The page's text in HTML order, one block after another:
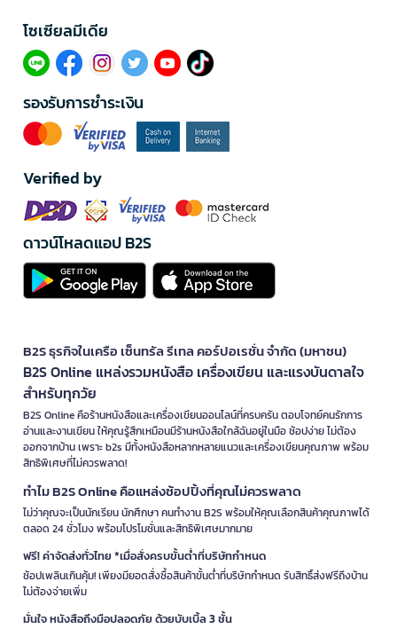
โซเซียลมีเดีย​
รองรับการชำระเงิน
Verified by
ดาวน์โหลดแอป B2S
B2S ธุรกิจในเครือ เซ็นทรัล รีเทล คอร์ปอเรชั่น จำกัด (มหาชน)
B2S Online แหล่งรวมหนังสือ เครื่องเขียน และแรงบันดาลใจ
สำหรับทุกวัย
B2S Online คือร้านหนังสือและเครื่องเขียนออนไลน์ที่ครบครัน ตอบโจทย์คนรักการ
อ่านและงานเขียน ให้คุณรู้สึกเหมือนมีร้านหนังสือใกล้ฉันอยู่ในมือ ช้อปง่าย ไม่ต้อง
ออกจากบ้าน เพราะ b2s มีทั้งหนังสือหลากหลายแนวและเครื่องเขียนคุณภาพ พร้อม
สิทธิพิเศษที่ไม่ควรพลาด!
ทำไม B2S Online คือแหล่งช้อปปิ้งที่คุณไม่ควรพลาด
ไม่ว่าคุณจะเป็นนักเรียน นักศึกษา คนทำงาน B2S พร้อมให้คุณเลือกสินค้าคุณภาพได้
ตลอด 24 ชั่วโมง พร้อมโปรโมชั่นและสิทธิพิเศษมากมาย
ฟรี! ค่าจัดส่งทั่วไทย *เมื่อสั่งครบขั้นต่ำที่บริษัทกำหนด
ช้อปเพลินเกินคุ้ม! เพียงมียอดสั่งซื้อสินค้าขั้นต่ำที่บริษัทกำหนด รับสิทธิ์ส่งฟรีถึงบ้าน
ไม่ต้องจ่ายเพิ่ม
มั่นใจ หนังสือถึงมือปลอดภัย ด้วยบับเบิ้ล 3 ชั้น